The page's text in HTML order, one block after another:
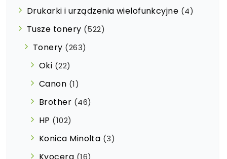
Drukarki i urządzenia wielofunkcyjne (4)
Tusze tonery (522)
Tonery (263)
Oki (22)
Canon (1)
Brother (46)
HP (102)
Konica Minolta (3)
Kyocera (16)